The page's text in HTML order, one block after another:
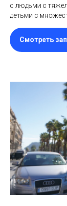
с людьми с
детьми с
Смотреть